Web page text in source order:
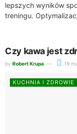
lepszych wyników
treningu.
Czy kawa jest
by Robert Krupa 19
KUCHNIA I ZDROWIE